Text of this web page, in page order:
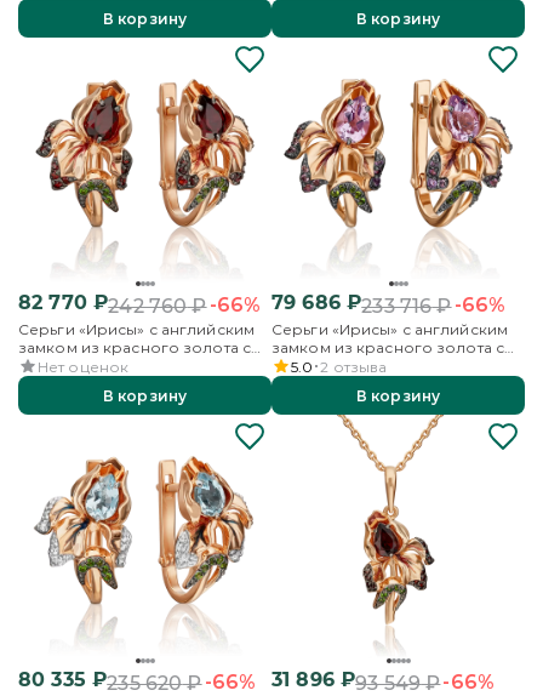
В корзину
В корзину
82 770₽242 760₽-66%
Серьги «Ирисы» с английским
замком из красного золота с
гранатами, хромдиопсидами и
эмалью
Нет оценок
В корзину
79 686₽233 716₽-66%
Серьги «Ирисы» с английским
замком из красного золота с
аметистами, хромдиопсидами и
эмалью
5.0 2 отзыва
В корзину
80 335 ₽235 620₽-66% 31 896₽93 549₽-66%